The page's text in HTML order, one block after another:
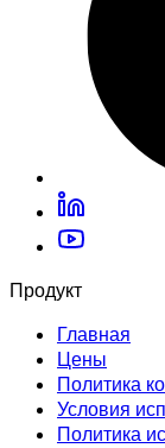
Продукт
Главная
Цены
Политика
Условия
Политика